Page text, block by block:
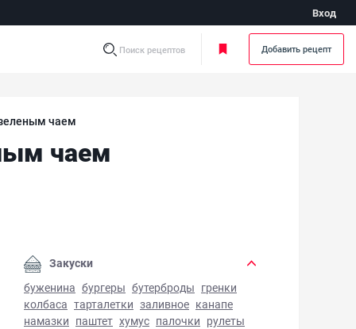
Вход
Поиск рецептов Добавить рецепт
чаем
чаем
молочное мороженое с зеленым чаем - фото
Закуски
буженина бургеры бутерброды гренки
колбаса тарталетки заливное канапе
намазки паштет хумус палочки рулеты